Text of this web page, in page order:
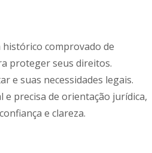
histórico comprovado de
proteger seus direitos.
e suas necessidades legais.
e precisa de orientação jurídica,
e clareza.